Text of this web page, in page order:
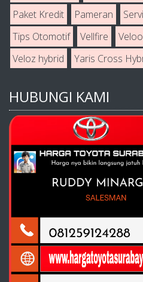
Paket Kredit
Pameran
Tips Otomotif
Vellfire
Veloz hybrid
Yaris Cross
HUBUNGI KAMI